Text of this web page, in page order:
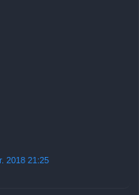
2018 21:25